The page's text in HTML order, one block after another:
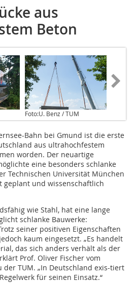
aus
Beton
Foto:U. Benz / TUM
Bahn bei Gmund ist die erste
aus ultrahochfestem
worden. Der neuartige
eine besonders schlanke
Technischen Universität München
geplant und wissenschaftlich
wie Stahl, hat eine lange
schlanke Bauwerke:
seiner positiven Eigenschaften
kaum eingesetzt. „Es handelt
das sich anders verhält als der
Prof. Oliver Fischer vom
TUM. „In Deutschland exis-tiert
für seinen Einsatz.“